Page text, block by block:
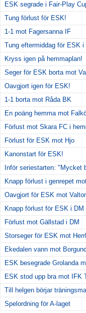
ESK segrade i Fair-Play
Tung förlust för ESK!
1-1 mot Fagersanna IF
Tung eftermiddag för ESK i
Kryss igen på hemmaplan!
Seger för ESK borta mot
Oavgjort igen för ESK!
1-1 borta mot Råda BK
En poäng hemma mot
Förlust mot Skara FC i
Förlust för ESK mot Hjo
Kanonstart för ESK!
Inför seriestarten: "Mycket
Knapp förlust i genrepet
Oavgjort för ESK mot
Knapp förlust för ESK i
Förlust mot Gällstad i DM
Storseger för ESK mot
Ekedalen vann mot
ESK besegrade Grolanda
ESK stod upp bra mot IFK
Till helgen börjar
Spelordning för A-laget